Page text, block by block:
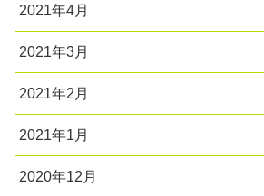
2021年4月
2021年3月
2021年2月
2021年1月
2020年12月